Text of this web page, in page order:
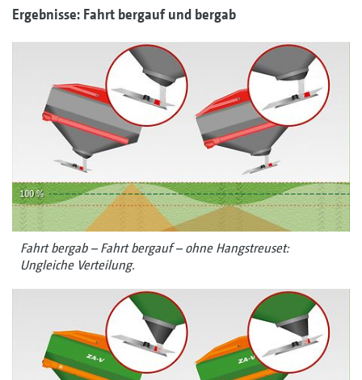
Ergebnisse: Fahrt bergauf und bergab
Fahrt bergab – Fahrt bergauf – ohne Hangstreuset:
Ungleiche Verteilung.